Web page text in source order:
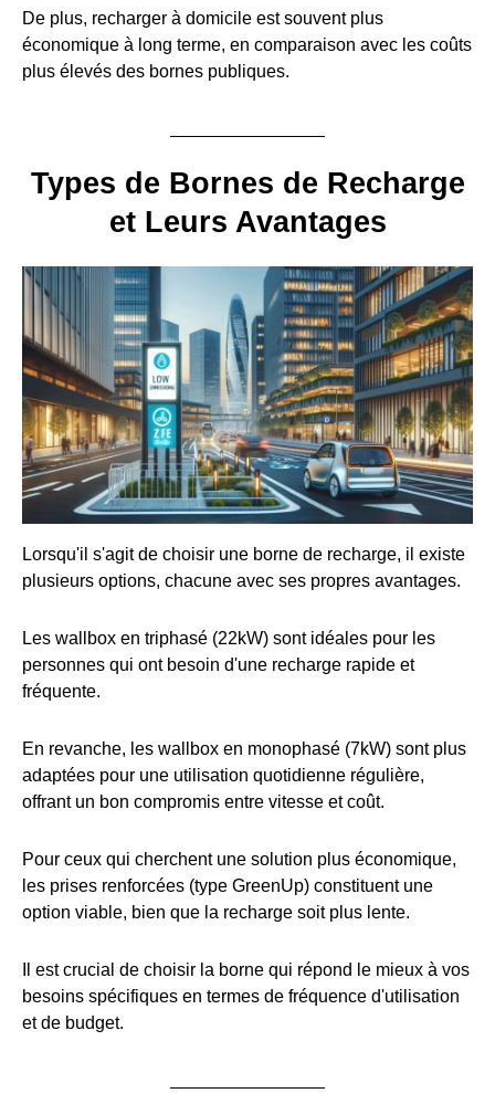
De plus, recharger à domicile est souvent plus
économique à long terme, en comparaison avec les coûts
plus élevés des bornes publiques.
Types de Bornes de Recharge
et Leurs Avantages
Lorsqu'il s'agit de choisir une borne de recharge, il existe
plusieurs options, chacune avec ses propres avantages.
Les wallbox en triphasé (22kW) sont idéales pour les
personnes qui ont besoin d'une recharge rapide et
fréquente.
En revanche, les wallbox en monophasé (7kW) sont plus
adaptées pour une utilisation quotidienne régulière,
offrant un bon compromis entre vitesse et coût.
Pour ceux qui cherchent une solution plus économique,
les prises renforcées (type GreenUp) constituent une
option viable, bien que la recharge soit plus lente.
Il est crucial de choisir la borne qui répond le mieux à vos
besoins spécifiques en termes de fréquence d'utilisation
et de budget.